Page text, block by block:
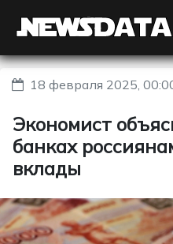
18 февраля 2025,
Экономист
банках
вклады